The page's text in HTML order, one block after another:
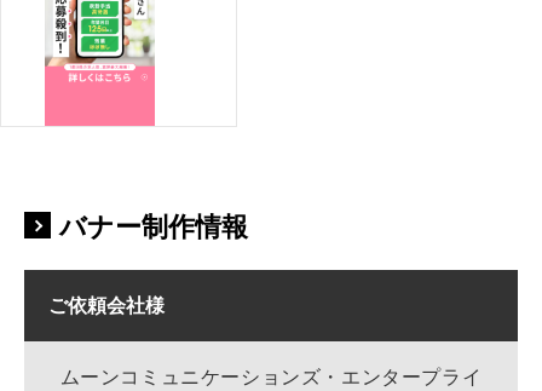
バナー制作情報
ご依頼会社様
ムーンコミュニケーションズ・エンタープライ